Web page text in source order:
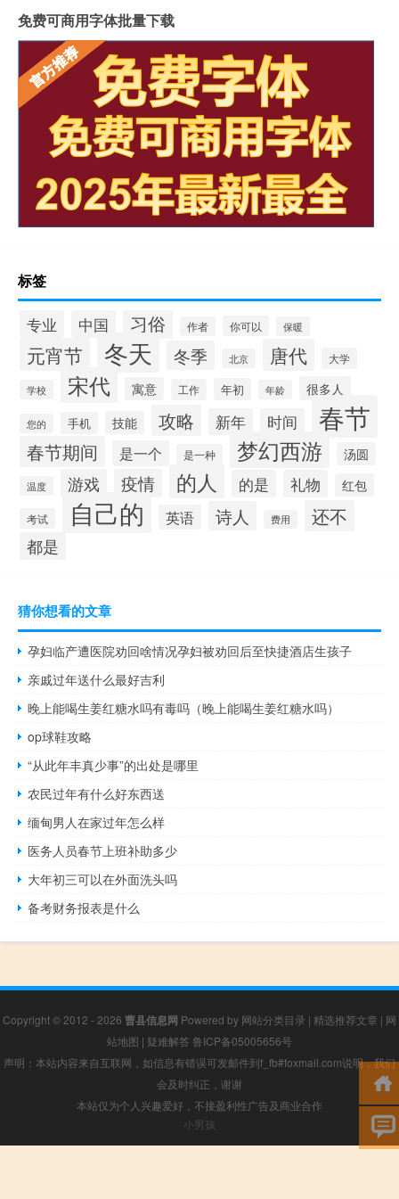
免费可商用字体批量下载
标签
专业 中国 习俗 作者 你可以 保暖
元宵节 冬天 冬季 北京 唐代 大学
学校 宋代 寓意 工作 年初 年龄 很多人
您的 手机 技能 攻略 新年 时间 春节
春节期间 是一个 是一种 梦幻西游 汤圆
温度 游戏 疫情 的人 的是 礼物 红包
考试 自己的 英语 诗人 费用 还不
都是
猜你想看的文章
孕妇临产遭医院劝回啥情况孕妇被劝回后至快捷酒店生孩子
亲戚过年送什么最好吉利
晚上能喝生姜红糖水吗有毒吗（晚上能喝生姜红糖水吗）
op球鞋攻略
“从此年丰真少事”的出处是哪里
农民过年有什么好东西送
缅甸男人在家过年怎么样
医务人员春节上班补助多少
大年初三可以在外面洗头吗
备考财务报表是什么
Copyright © 2012 - 2026 曹县信息网 Powered by 网站分类目录 | 精选推荐文章 | 网
站地图 | 疑难解答 鲁ICP备05005656号
声明：本站内容来自互联网，如信息有错误可发邮件到f_fb#foxmail.com说明，我们
会及时纠正，谢谢
本站仅为个人兴趣爱好，不接盈利性广告及商业合作
小男孩